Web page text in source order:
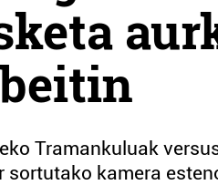
Tramankuluak
sortutako kamera